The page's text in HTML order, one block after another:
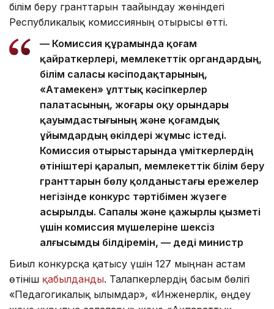
білім беру гранттарын тағайындау жөніндегі
Республикалық комиссияның отырысы өтті.
— Комиссия құрамында қоғам
қайраткерлері, мемлекеттік органдардың,
білім саласы кәсіподақтарының,
«Атамекен» ұлттық кәсіпкерлер
палатасының, жоғары оқу орындары
қауымдастығының және қоғамдық
ұйымдардың өкілдері жұмыс істеді.
Комиссия отырыстарында үміткерлердің
өтініштері қаралып, мемлекеттік білім беру
гранттарын бөлу қолданыстағы ережелер
негізінде конкурс тәртібімен жүзеге
асырылды. Сапалы және қажырлы қызметі
үшін комиссия мүшелеріне шексіз
алғысымды білдіремін, — деді министр
Биыл конкурсқа қатысу үшін 127 мыңнан астам
өтініш қабылданды. Талапкерлердің басым бөлігі
«Педагогикалық ғылымдар», «Инженерлік, өңдеу